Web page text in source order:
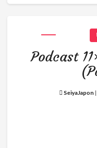
Podcast
SeiyaJapon|